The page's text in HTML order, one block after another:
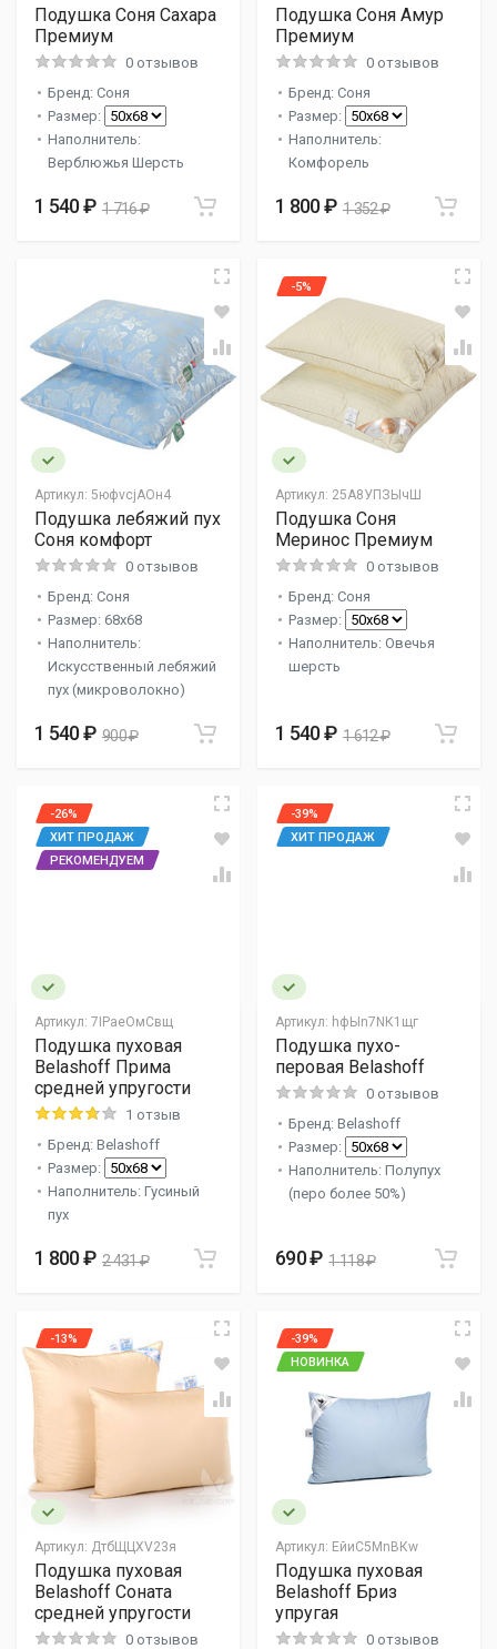
Подушка Соня Сахара
Премиум
0 отзывов
Бренд: Соня
Размер:
Наполнитель:
Верблюжья Шерсть
1 540 ₽ 1 716 ₽
Подушка Соня Амур
Премиум
0 отзывов
Бренд: Соня
Размер:
Наполнитель:
Комфорель
1 800 ₽ 1 352 ₽
Артикул: 5юфvcjАOн4
Подушка лебяжий пух
Соня комфорт
0 отзывов
Бренд: Соня
Размер: 68x68
Наполнитель:
Искусственный лебяжий
пух (микроволокно)
1 540 ₽ 900 ₽
Артикул: 25А8УПЗЫчШ
-5%
Подушка Соня
Меринос Премиум
0 отзывов
Бренд: Соня
Размер:
Наполнитель: Овечья
шерсть
1 540 ₽ 1 612 ₽
Артикул: 7IPaеOмСвщ
-26%
ХИТ ПРОДАЖ
РЕКОМЕНДУЕМ
Подушка пуховая
Belashoff Прима
средней упругости
1 отзыв
Бренд: Belashoff
Размер:
Наполнитель: Гусиный
пух
1 800 ₽ 2 431 ₽
Артикул: hфЫn7NК1щг
-39%
ХИТ ПРОДАЖ
Подушка пухо-
перовая Belashoff
0 отзывов
Бренд: Belashoff
Размер:
Наполнитель: Полупух
(перо более 50%)
690 ₽ 1 118 ₽
Артикул: ДтбЩЦХV23я
-13%
Подушка пуховая
Belashoff Соната
средней упругости
0 отзывов
Артикул: ЕйиC5МnВКw
-39%
НОВИНКА
Подушка пуховая
Belashoff Бриз
упругая
0 отзывов